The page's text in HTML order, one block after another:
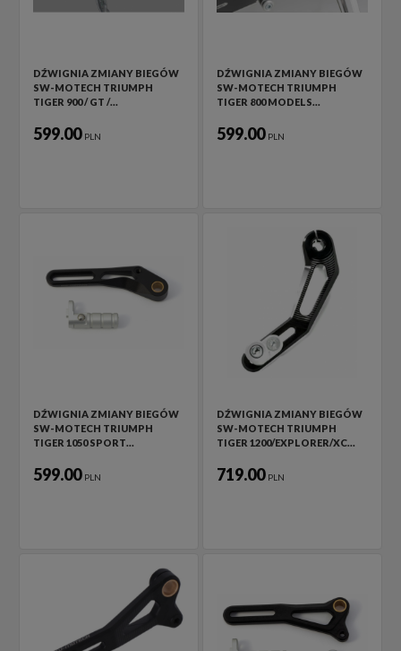
DŹWIGNIA ZMIANY BIEGÓW
SW-MOTECH TRIUMPH
TIGER 900 / GT /…
599.00 PLN
DŹWIGNIA ZMIANY BIEGÓW
SW-MOTECH TRIUMPH
TIGER 800 MODELS…
599.00 PLN
DŹWIGNIA ZMIANY BIEGÓW
SW-MOTECH TRIUMPH
TIGER 1050 SPORT…
599.00 PLN
DŹWIGNIA ZMIANY BIEGÓW
SW-MOTECH TRIUMPH
TIGER 1200/EXPLORER/XC…
719.00 PLN